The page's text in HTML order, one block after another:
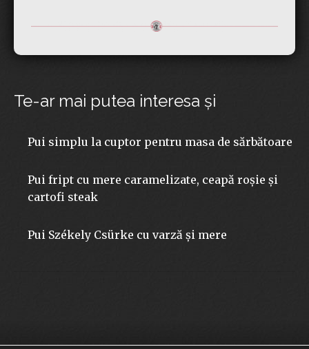
Te-ar mai putea interesa şi
Pui simplu la cuptor pentru masa de sărbătoare
Pui fript cu mere caramelizate, ceapă roșie și
cartofi steak
Pui Székely Csürke cu varză și mere